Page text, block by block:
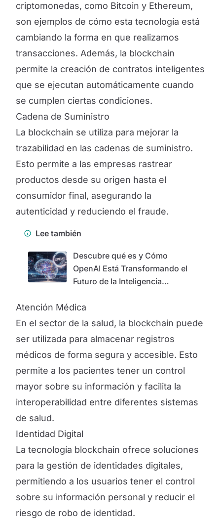
criptomonedas, como Bitcoin y Ethereum,
son ejemplos de cómo esta tecnología está
cambiando la forma en que realizamos
transacciones. Además, la blockchain
permite la creación de contratos inteligentes
que se ejecutan automáticamente cuando
se cumplen ciertas condiciones.
Cadena de Suministro
La blockchain se utiliza para mejorar la
trazabilidad en las cadenas de suministro.
Esto permite a las empresas rastrear
productos desde su origen hasta el
consumidor final, asegurando la
autenticidad y reduciendo el fraude.
Lee también
Descubre qué es y Cómo
OpenAI Está Transformando el
Futuro de la Inteligencia
Atención Médica
En el sector de la salud, la blockchain puede
ser utilizada para almacenar registros
médicos de forma segura y accesible. Esto
permite a los pacientes tener un control
mayor sobre su información y facilita la
interoperabilidad entre diferentes sistemas
de salud.
Identidad Digital
La tecnología blockchain ofrece soluciones
para la gestión de identidades digitales,
permitiendo a los usuarios tener el control
sobre su información personal y reducir el
riesgo de robo de identidad.